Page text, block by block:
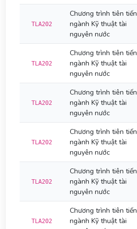
TLA202
Chương trình tiên tiến
ngành Kỹ thuật tài
nguyên nước
TLA202
Chương trình tiên tiến
ngành Kỹ thuật tài
nguyên nước
TLA202
Chương trình tiên tiến
ngành Kỹ thuật tài
nguyên nước
TLA202
Chương trình tiên tiến
ngành Kỹ thuật tài
nguyên nước
TLA202
Chương trình tiên tiến
ngành Kỹ thuật tài
nguyên nước
TLA202
Chương trình tiên tiến
ngành Kỹ thuật tài